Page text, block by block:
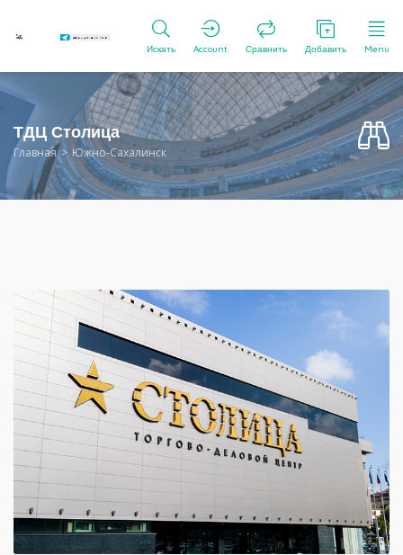
Искать Account Сравнить Добавить Menu
ТДЦ Столица
Главная Южно-Сахалинск